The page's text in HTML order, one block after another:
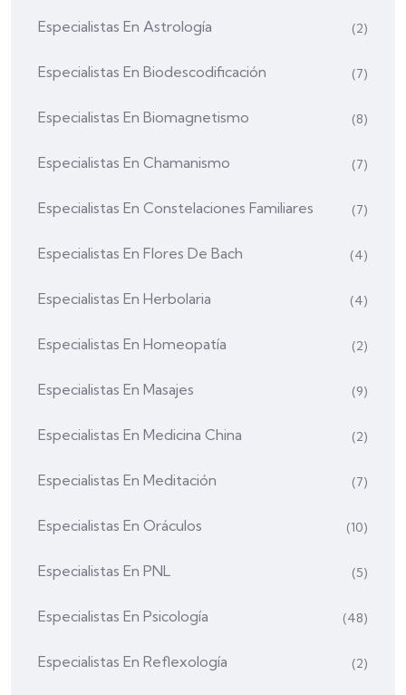
Especialistas En Astrología (2)
Especialistas En Biodescodificación (7)
Especialistas En Biomagnetismo (8)
Especialistas En Chamanismo (7)
Especialistas En Constelaciones Familiares (7)
Especialistas En Flores De Bach (4)
Especialistas En Herbolaria (4)
Especialistas En Homeopatía (2)
Especialistas En Masajes (9)
Especialistas En Medicina China (2)
Especialistas En Meditación (7)
Especialistas En Oráculos (10)
Especialistas En PNL (5)
Especialistas En Psicología (48)
Especialistas En Reflexología (2)